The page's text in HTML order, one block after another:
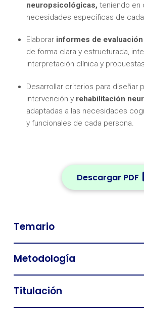
neuropsicológicas, teniendo en
necesidades específicas de
Elaborar informes de
de forma clara y estructurada,
interpretación clínica y
Desarrollar criterios para diseñar
intervención y rehabilitación
adaptadas a las necesidades
y funcionales de cada persona.
Descargar PDF
Temario
Metodología
Titulación